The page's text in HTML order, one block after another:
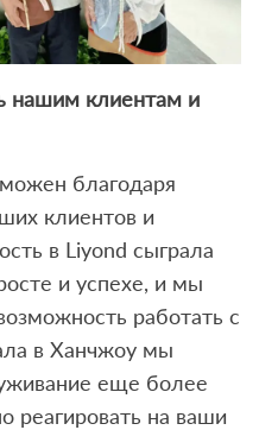
нашим клиентам и
благодаря
клиентов и
в Liyond сыграла
и успехе, и мы
работать с
в Ханчжоу мы
еще более
реагировать на ваши